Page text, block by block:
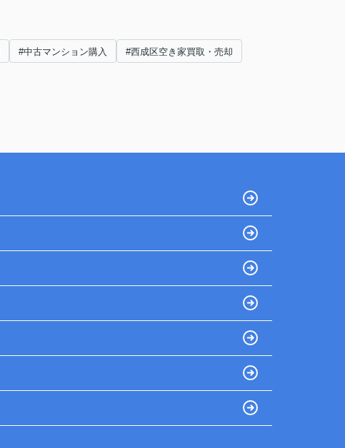
#中古マンション購入 #西成区空き家買取・売却